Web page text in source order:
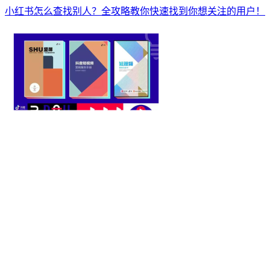
小红书怎么查找别人？全攻略教你快速找到你想关注的用户！